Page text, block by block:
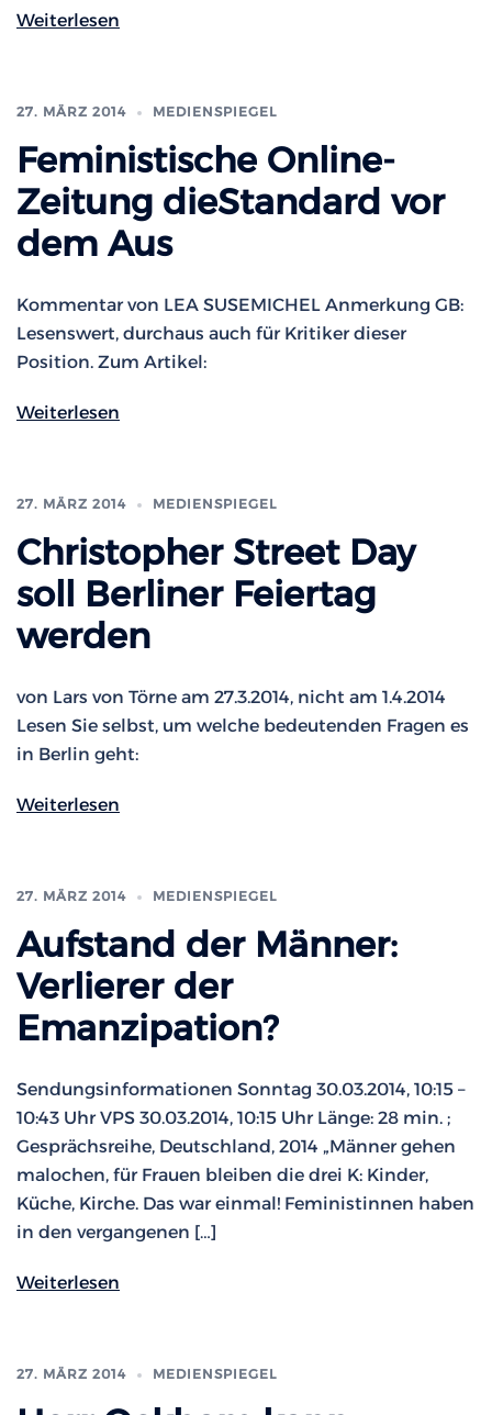
Weiterlesen
27. MÄRZ 2014 MEDIENSPIEGEL
Feministische Online-
Zeitung dieStandard vor
dem Aus
Kommentar von LEA SUSEMICHEL Anmerkung GB:
Lesenswert, durchaus auch für Kritiker dieser
Position. Zum Artikel:
Weiterlesen
27. MÄRZ 2014 MEDIENSPIEGEL
Christopher Street Day
soll Berliner Feiertag
werden
von Lars von Törne am 27.3.2014, nicht am 1.4.2014
Lesen Sie selbst, um welche bedeutenden Fragen es
in Berlin geht:
Weiterlesen
27. MÄRZ 2014 MEDIENSPIEGEL
Aufstand der Männer:
Verlierer der
Emanzipation?
Sendungsinformationen Sonntag 30.03.2014, 10:15 –
10:43 Uhr VPS 30.03.2014, 10:15 Uhr Länge: 28 min. ;
Gesprächsreihe, Deutschland, 2014 „Männer gehen
malochen, für Frauen bleiben die drei K: Kinder,
Küche, Kirche. Das war einmal! Feministinnen haben
in den vergangenen […]
Weiterlesen
27. MÄRZ 2014 MEDIENSPIEGEL